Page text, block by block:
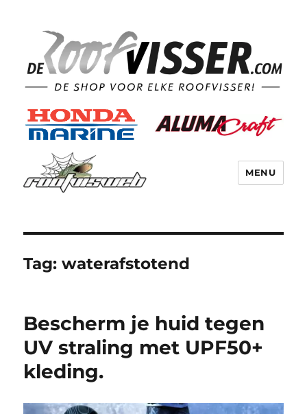
MENU
Tag:waterafstotend
Bescherm je huid tegen
UV straling met UPF50+
kleding.